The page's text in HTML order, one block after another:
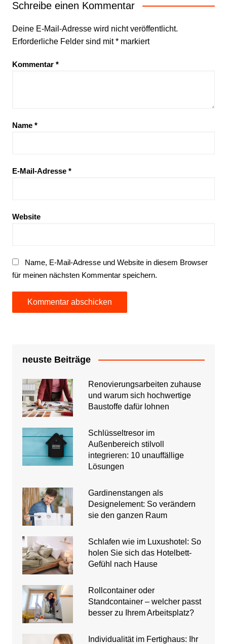
Schreibe einen Kommentar
Deine E-Mail-Adresse wird nicht veröffentlicht.
Erforderliche Felder sind mit*markiert
Kommentar *
Name *
E-Mail-Adresse *
Website
Name, E-Mail-Adresse und Website in diesem Browser
für meinen nächsten Kommentar speichern.
neuste Beiträge
Renovierungsarbeiten zuhause
und warum sich hochwertige
Baustoffe dafür lohnen
Schlüsseltresor im
Außenbereich stilvoll
integrieren: 10 unauffällige
Lösungen
Gardinenstangen als
Designelement: So verändern
sie den ganzen Raum
Schlafen wie im Luxushotel: So
holen Sie sich das Hotelbett-
Gefühl nach Hause
Rollcontainer oder
Standcontainer – welcher passt
besser zu Ihrem Arbeitsplatz?
Individualität im Fertighaus: Ihr